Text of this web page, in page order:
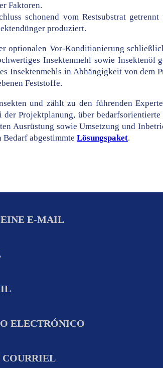
Faktoren.
schonend vom Restsubstrat getrennt
produziert.
optionalen Vor-Konditionierung
Insektenmehl sowie Insektenöl
Insektenmehls in Abhängigkeit von dem
Feststoffe.
und zählt zu den führenden
Projektplanung, über
Ausrüstung sowie Umsetzung und
abgestimmte Lösungspaket.
EINE E-MAIL
ELECTRÓNICO
COURRIEL